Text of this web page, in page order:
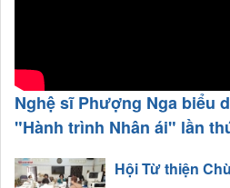
Nghệ sĩ Phượng Nga biểu
"Hành trình Nhân ái" lần
Hội Từ thiện